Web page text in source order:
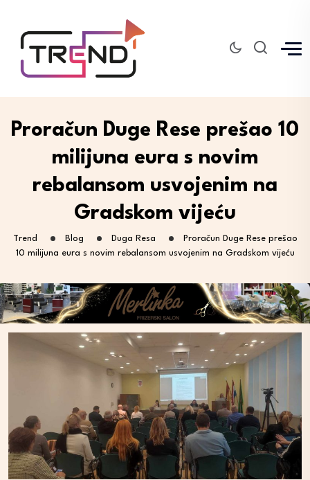
Proračun Duge Rese prešao 10
milijuna eura s novim
rebalansom usvojenim na
Gradskom vijeću
Trend Blog Duga Resa
Proračun Duge Rese prešao
10 milijuna eura s novim rebalansom usvojenim na Gradskom vijeću